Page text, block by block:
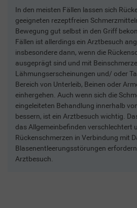
In den meisten Fällen lassen sich
geeigneten rezeptfreien
Bewegung gut selbst in den Griff
Fällen ist allerdings ein Arztbesuch
insbesondere dann, wenn die
ausgeprägt sind und mit
Lähmungserscheinungen und/ oder
Bereich von Unterleib, Beinen oder
einhergehen. Auch wenn sich die
eingeleiteten Behandlung innerhalb
bessern, ist ein Arztbesuch wichtig.
das Allgemeinbefinden verschlechtert
Rückenschmerzen in Verbindung mit
Blasenentleerungsstörungen
Arztbesuch.